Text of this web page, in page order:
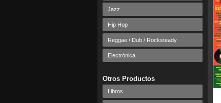
Jazz
Hip Hop
Reggae / Dub / Rocksteady
Electrónica
Otros Productos
Libros